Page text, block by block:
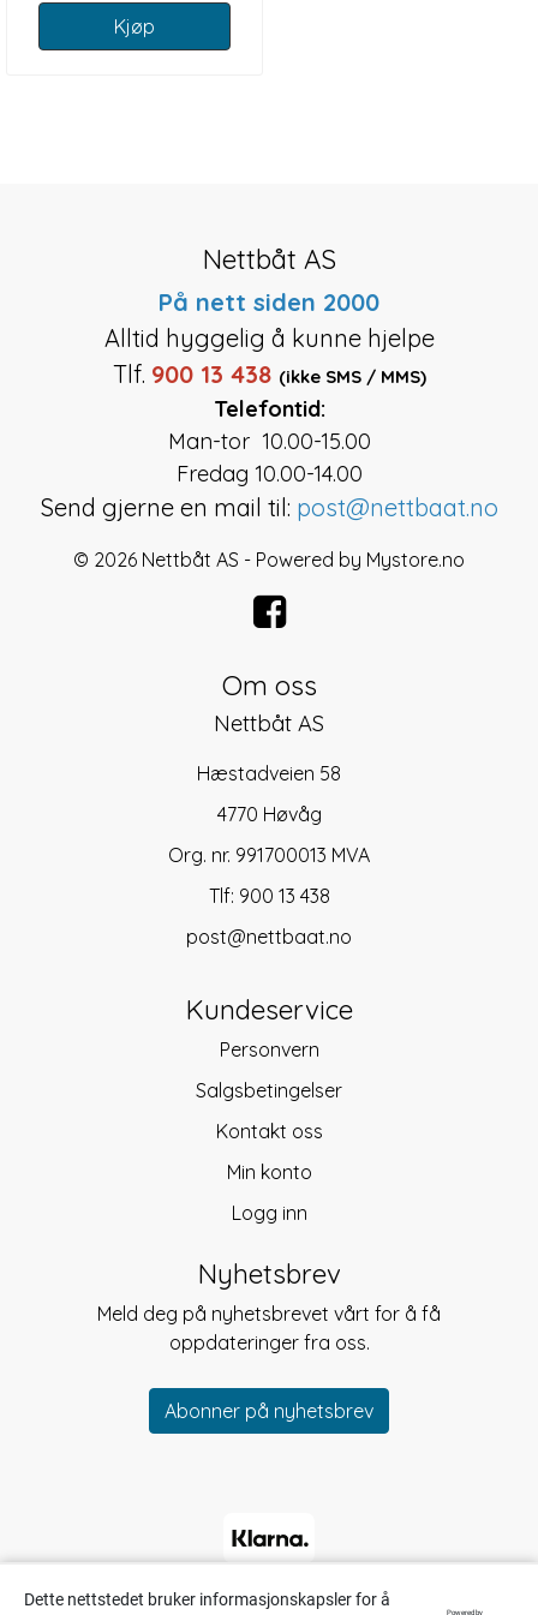
Kjøp
Nettbåt AS
På nett siden 2000
Alltid hyggelig å kunne hjelpe
Tlf. 900 13 438 (ikke SMS / MMS)
Telefontid:
Man-tor 10.00-15.00
Fredag 10.00-14.00
Send gjerne en mail til: post@nettbaat.no
© 2026 Nettbåt AS - Powered by Mystore.no
Om oss
Nettbåt AS
Hæstadveien 58
4770 Høvåg
Org. nr. 991700013 MVA
Tlf: 900 13 438
post@nettbaat.no
Kundeservice
Personvern
Salgsbetingelser
Kontakt oss
Min konto
Logg inn
Nyhetsbrev
Meld deg på nyhetsbrevet vårt for å få
oppdateringer fra oss.
Abonner på nyhetsbrev
Dette nettstedet bruker informasjonskapsler for å
Powered by